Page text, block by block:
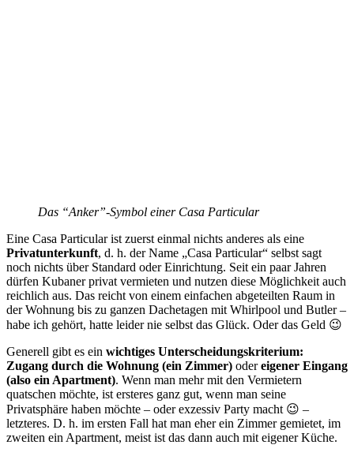
Das “Anker”-Symbol einer Casa Particular
Eine Casa Particular ist zuerst einmal nichts anderes als eine
Privatunterkunft, d. h. der Name „Casa Particular“ selbst sagt
noch nichts über Standard oder Einrichtung. Seit ein paar Jahren
dürfen Kubaner privat vermieten und nutzen diese Möglichkeit auch
reichlich aus. Das reicht von einem einfachen abgeteilten Raum in
der Wohnung bis zu ganzen Dachetagen mit Whirlpool und Butler –
habe ich gehört, hatte leider nie selbst das Glück. Oder das Geld 😉
Generell gibt es ein wichtiges Unterscheidungskriterium:
Zugang durch die Wohnung (ein Zimmer) odereigener Eingang
(also ein Apartment). Wenn man mehr mit den Vermietern
quatschen möchte, ist ersteres ganz gut, wenn man seine
Privatsphäre haben möchte – oder exzessiv Party macht 😉 –
letzteres. D. h. im ersten Fall hat man eher ein Zimmer gemietet, im
zweiten ein Apartment, meist ist das dann auch mit eigener Küche.